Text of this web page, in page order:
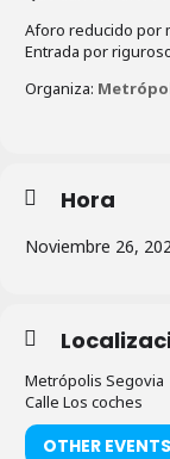
Aforo reducido por
Entrada por
Organiza:
Hora
Noviembre 26,
Metrópolis Segovia
Calle Los coches
OTHER EVENTS